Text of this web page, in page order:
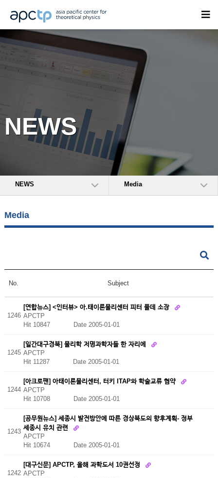
NEWS
NEWS Media
Media
No. Subject
1246
[연합뉴스] <인터뷰> 아.태이론물리센터 피터 풀데 소장
APCTP
Hit 10847
Date 2005-01-01
1245
[일간대구경북] 물리학 저명과학자들 한 자리에
APCTP
Hit 11287
Date 2005-01-01
1244
[아크로팬] 아태이론물리센터, 터키 ITAP와 학술교류 협약
APCTP
Hit 10708
Date 2005-01-01
1243
[공무원뉴스] 세종시 발전방안에 따른 경상북도의 향후계획- 정부
세종시 유치 관련
APCTP
Hit 10674 Date 2005-01-01
1242
[대구신문] APCTP, 올해 과학도서 10권선정
APCTP